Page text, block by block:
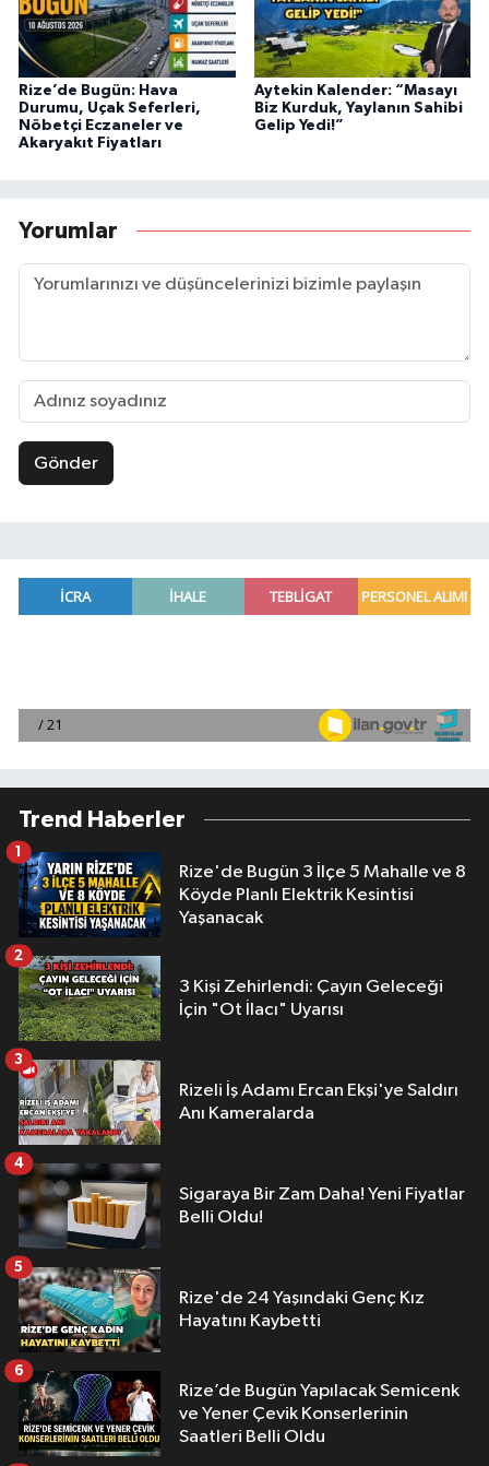
Rize’de Bugün: Hava
Durumu, Uçak Seferleri,
Nöbetçi Eczaneler ve
Akaryakıt Fiyatları
Aytekin Kalender: “Masayı
Biz Kurduk, Yaylanın Sahibi
Gelip Yedi!”
Yorumlar
Gönder
Trend Haberler
Rize'de Bugün 3 İlçe 5 Mahalle ve 8
Köyde Planlı Elektrik Kesintisi
Yaşanacak
1
3 Kişi Zehirlendi: Çayın Geleceği
İçin "Ot İlacı" Uyarısı
2
Rizeli İş Adamı Ercan Ekşi'ye Saldırı
Anı Kameralarda
3
Sigaraya Bir Zam Daha! Yeni Fiyatlar
Belli Oldu!
4
Rize'de 24 Yaşındaki Genç Kız
Hayatını Kaybetti
5
Rize’de Bugün Yapılacak Semicenk
ve Yener Çevik Konserlerinin
Saatleri Belli Oldu
6